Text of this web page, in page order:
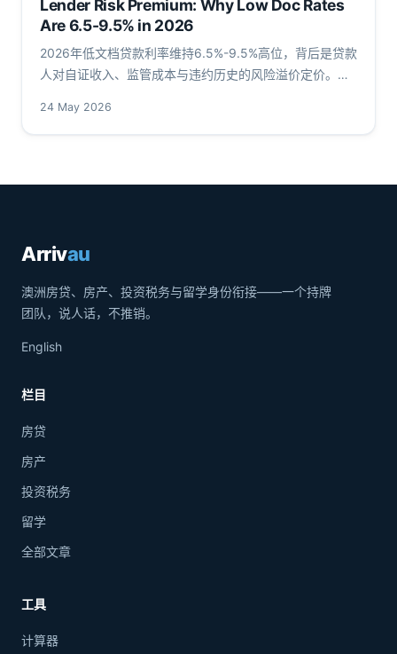
Lender Risk Premium: Why Low Doc Rates
Are 6.5-9.5% in 2026
2026年低文档贷款利率维持6.5%-9.5%高位，背后是贷款
人对自证收入、监管成本与违约历史的风险溢价定价。解
doc rate 2026的影响历程。
24 May 2026
Arrivau
澳洲房贷、房产、投资税务与留学身份衔接——一个持牌
团队，说人话，不推销。
English
栏目
房贷
房产
投资税务
留学
全部文章
工具
计算器